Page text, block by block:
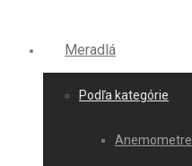
Meradlá
Podľa kategórie
Anemometre